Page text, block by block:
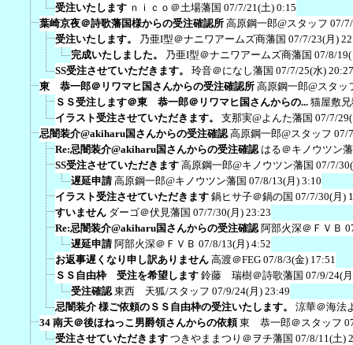
受注いたします ｎｉｃｏ＠土場藩国 07/7/21(土) 0:15
葉崎京夜＠詩歌藩国様からの受注確認所 高原鋼一郎@スタッフ 07/
受注いたします。
乃亜I型＠ナニワアームズ商藩国 07/7/23(月)
完成いたしました。
乃亜I型＠ナニワアームズ商藩国 07/8/
SS受注させていただきます。
玲音＠になし藩国 07/7/25(水) 20:27
東 恭一郎＠リワマヒ国さんからの受注確認所 高原鋼一郎@スタッ
ＳＳ受注します＠東 恭一郎＠リワマヒ国さんからの... 猫屋敷
イラスト受注させていただきます。
支那実@よんた藩国 07/7/
忌闇装介@akiharu国さんからの受注確認 高原鋼一郎@スタッフ 07/
Re:忌闇装介@akiharu国さんからの受注確認 はる＠キノウツン
SS受注させていただきます 高原鋼一郎@キノウツン藩国 07/7/
遅延申請 高原鋼一郎@キノウツン藩国 07/8/13(月) 3:10
イラスト受注させていただきます 鍋ヒサ子＠鍋の国 07/7/30(月)
すいません ダーゴ＠伏見藩国 07/7/30(月) 23:23
Re:忌闇装介@akiharu国さんからの受注確認 阿部火深＠ＦＶＢ
遅延申請 阿部火深＠ＦＶＢ 07/8/13(月) 4:52
お返事遅くなり申し訳ありません 高渡＠FEG 07/8/3(金) 17:51
ＳＳ自由枠 受注を希望します 鈴藤 瑞樹＠詩歌藩国 07/9/24(
受注確認 東西 天狐/スタッフ 07/9/24(月) 23:49
忌闇装介 様ご依頼のＳＳ自由枠の受注いたします。
涼華＠海法
34 南天＠後ほねっこ男爵領さんからの依頼 東 恭一郎＠スタッフ
受注させていただきます つきやままつり＠ヲチ藩国 07/8/11(土)